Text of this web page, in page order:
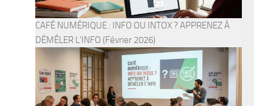
CAFÉ NUMÉRIQUE : INFO OU INTOX ? APPRENEZ À
DÉMÊLER L’INFO (Février 2026)